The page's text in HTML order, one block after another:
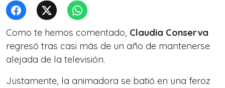
Como te hemos comentado, Claudia Conserva
regresó tras casi más de un año de mantenerse
alejada de la televisión.
Justamente, la animadora se batió en una feroz